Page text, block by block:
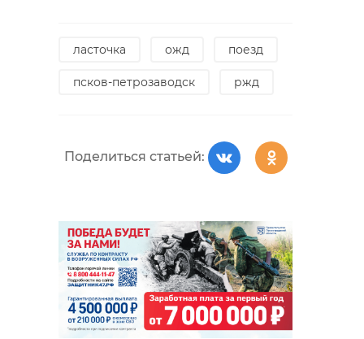
ласточка ожд поезд
псков-петрозаводск ржд
Поделиться статьей:
Хирург из
Петербурга
восстанавливает
старинную финск
24 ноября 2020, 19:15
Уникальную
реликвию
века
03 июня, 16:43